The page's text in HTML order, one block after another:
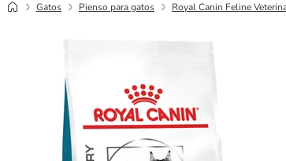
Gatos Pienso para gatos Royal Canin Feline